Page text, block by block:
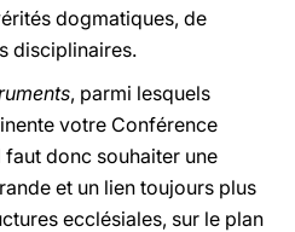
dogmatiques, de
disciplinaires.
, parmi lesquels
votre Conférence
donc souhaiter une
et un lien toujours plus
ecclésiales, sur le plan